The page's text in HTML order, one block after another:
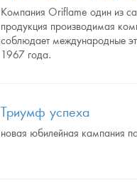
Компания Oriflame один из
продукция производимая
соблюдает международные
1967 года.
Триумф успеха
новая юбилейная кампания